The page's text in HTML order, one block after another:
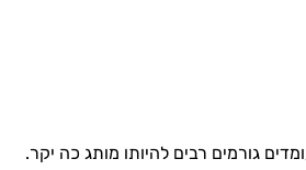
גורמים רבים להיותו מותג כה יקר.